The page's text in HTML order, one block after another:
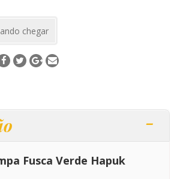
chegar
Fusca Verde Hapuk